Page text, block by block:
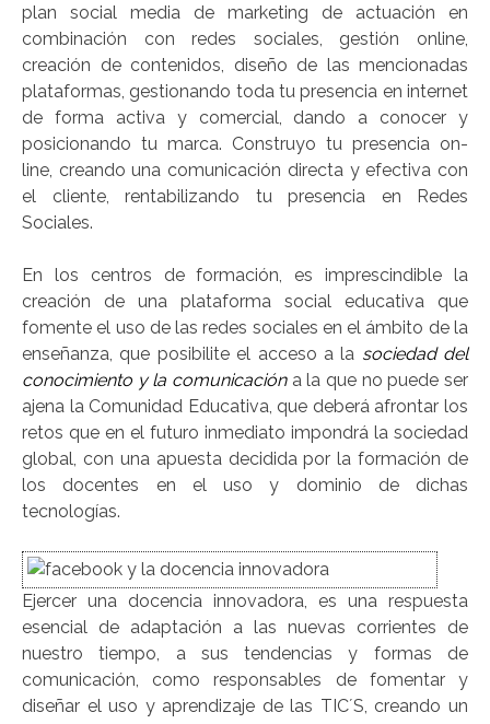
plan social media de marketing de actuación en
combinación con redes sociales, gestión online,
creación de contenidos, diseño de las mencionadas
plataformas, gestionando toda tu presencia en internet
de forma activa y comercial, dando a conocer y
posicionando tu marca. Construyo tu presencia on-
line, creando una comunicación directa y efectiva con
el cliente, rentabilizando tu presencia en Redes
Sociales.
En los centros de formación, es imprescindible la
creación de una plataforma social educativa que
fomente el uso de las redes sociales en el ámbito de la
enseñanza, que posibilite el acceso a la sociedad del
conocimiento y la comunicación a la que no puede ser
ajena la Comunidad Educativa, que deberá afrontar los
retos que en el futuro inmediato impondrá la sociedad
global, con una apuesta decidida por la formación de
los docentes en el uso y dominio de dichas
tecnologías.
Ejercer una docencia innovadora, es una respuesta
esencial de adaptación a las nuevas corrientes de
nuestro tiempo, a sus tendencias y formas de
comunicación, como responsables de fomentar y
diseñar el uso y aprendizaje de las TIC´S, creando un